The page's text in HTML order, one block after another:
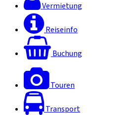
Vermietung
Reiseinfo
Buchung
Touren
Transport